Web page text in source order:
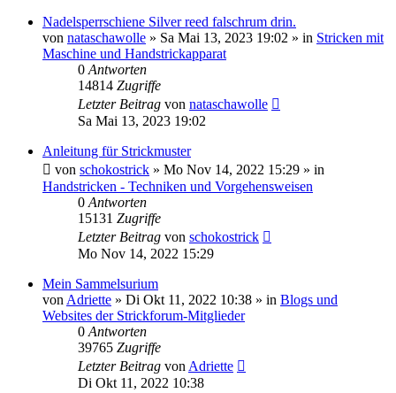
Nadelsperrschiene Silver reed falschrum drin.
von nataschawolle » Sa Mai 13, 2023 19:02 » in Stricken mit
Maschine und Handstrickapparat
0 Antworten
14814 Zugriffe
Letzter Beitrag von nataschawolle
Sa Mai 13, 2023 19:02
Anleitung für Strickmuster
von schokostrick » Mo Nov 14, 2022 15:29 » in
Handstricken - Techniken und Vorgehensweisen
0 Antworten
15131 Zugriffe
Letzter Beitrag von schokostrick
Mo Nov 14, 2022 15:29
Mein Sammelsurium
von Adriette » Di Okt 11, 2022 10:38 » in Blogs und
Websites der Strickforum-Mitglieder
0 Antworten
39765 Zugriffe
Letzter Beitrag von Adriette
Di Okt 11, 2022 10:38